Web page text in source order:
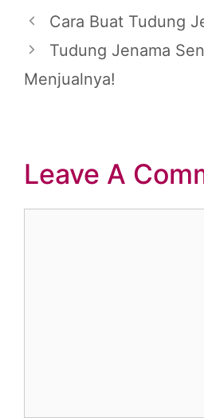
Cara Buat Tudung
Tudung Jenama
Menjualnya!
Leave A